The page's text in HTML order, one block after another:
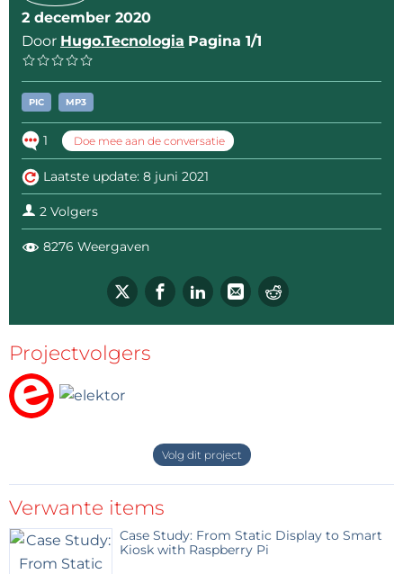
2 december 2020
Door Hugo.Tecnologia Pagina 1/1
PIC MP3
1 Doe mee aan de conversatie
Laatste update: 8 juni 2021
2 Volgers
8276 Weergaven
Projectvolgers
Volg dit project
Verwante items
Case Study: From Static Display to Smart
Kiosk with Raspberry Pi